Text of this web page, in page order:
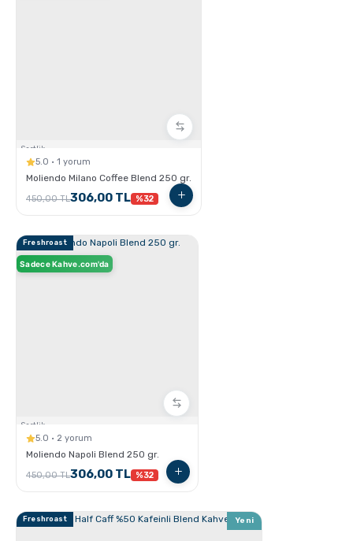
Espresso Yapmanın İncelikleri
Sertlik:
5.0 · 1 yorum
Moliendo Milano Coffee Blend 250 gr.
450,00 TL306,00 TL %32
Freshroast
Sertlik:
Sadece Kahve.com'da
5.0 · 2 yorum
Moliendo Napoli Blend 250 gr.
450,00 TL306,00 TL %32
Freshroast Yeni